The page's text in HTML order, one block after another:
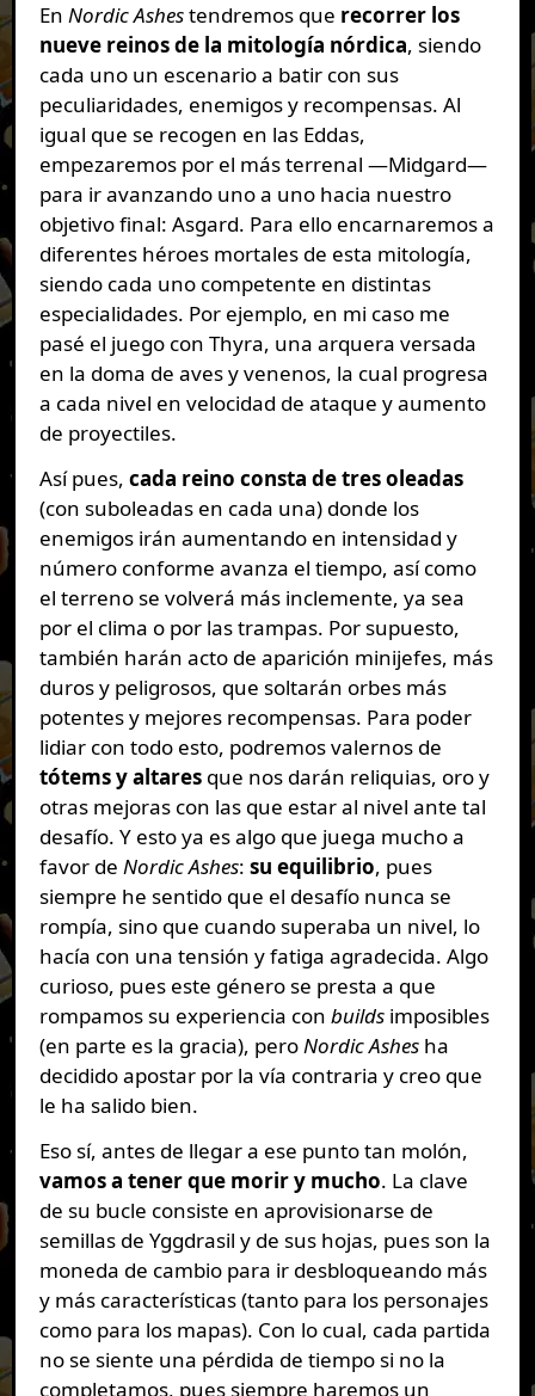
En Nordic Ashestendremos que recorrer los
nueve reinos de la mitología nórdica, siendo
cada uno un escenario a batir con sus
peculiaridades, enemigos y recompensas. Al
igual que se recogen en las Eddas,
empezaremos por el más terrenal —Midgard—
para ir avanzando uno a uno hacia nuestro
objetivo final: Asgard. Para ello encarnaremos a
diferentes héroes mortales de esta mitología,
siendo cada uno competente en distintas
especialidades. Por ejemplo, en mi caso me
pasé el juego con Thyra, una arquera versada
en la doma de aves y venenos, la cual progresa
a cada nivel en velocidad de ataque y aumento
de proyectiles.
Así pues, cada reino consta de tres oleadas
(con suboleadas en cada una) donde los
enemigos irán aumentando en intensidad y
número conforme avanza el tiempo, así como
el terreno se volverá más inclemente, ya sea
por el clima o por las trampas. Por supuesto,
también harán acto de aparición minijefes, más
duros y peligrosos, que soltarán orbes más
potentes y mejores recompensas. Para poder
lidiar con todo esto, podremos valernos de
tótems y altaresque nos darán reliquias, oro y
otras mejoras con las que estar al nivel ante tal
desafío. Y esto ya es algo que juega mucho a
favor de Nordic Ashes: su equilibrio, pues
siempre he sentido que el desafío nunca se
rompía, sino que cuando superaba un nivel, lo
hacía con una tensión y fatiga agradecida. Algo
curioso, pues este género se presta a que
rompamos su experiencia con buildsimposibles
(en parte es la gracia), peroNordic Ashesha
decidido apostar por la vía contraria y creo que
le ha salido bien.
Eso sí, antes de llegar a ese punto tan molón,
vamos a tener que morir y mucho. La clave
de su bucle consiste en aprovisionarse de
semillas de Yggdrasil y de sus hojas, pues son la
moneda de cambio para ir desbloqueando más
y más características (tanto para los personajes
como para los mapas). Con lo cual, cada partida
no se siente una pérdida de tiempo si no la
completamos, pues siempre haremos un